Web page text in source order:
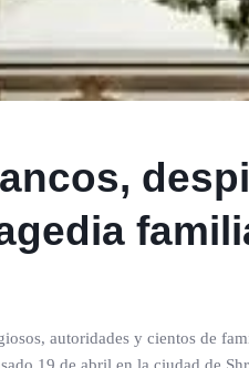
autoridades y cientos de